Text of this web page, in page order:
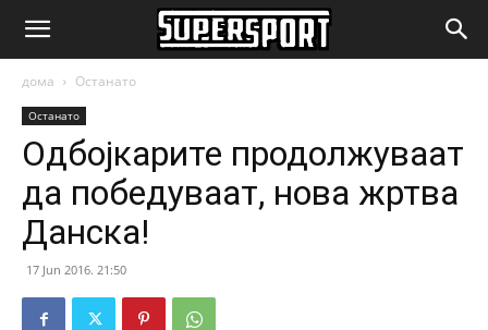
SuperSport.mk
дома Останато
Останато
Одбојкарите продолжуваат
да победуваат, нова жртва
Данска!
17 Jun 2016. 21:50